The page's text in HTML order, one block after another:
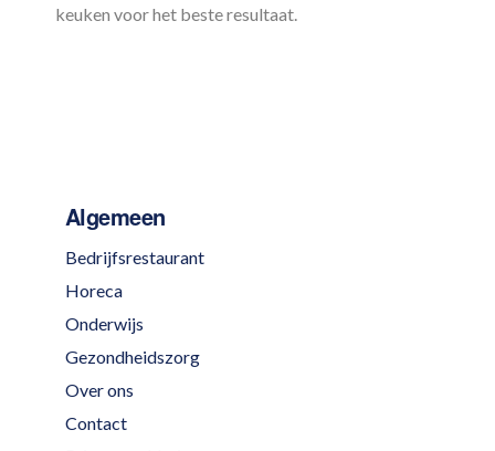
keuken voor het beste resultaat.
Algemeen
Bedrijfsrestaurant
Horeca
Onderwijs
Gezondheidszorg
Over ons
Contact